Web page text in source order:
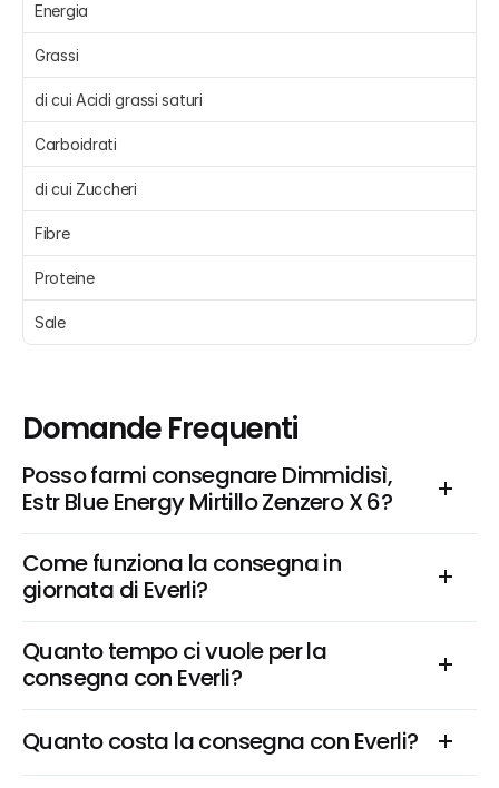
Energia
Grassi
di cui Acidi grassi saturi
Carboidrati
di cui Zuccheri
Fibre
Proteine
Sale
Domande Frequenti
Posso farmi consegnare Dimmidisì,
Estr Blue Energy Mirtillo Zenzero X 6?
Come funziona la consegna in
giornata di Everli?
Quanto tempo ci vuole per la
consegna con Everli?
Quanto costa la consegna con Everli?